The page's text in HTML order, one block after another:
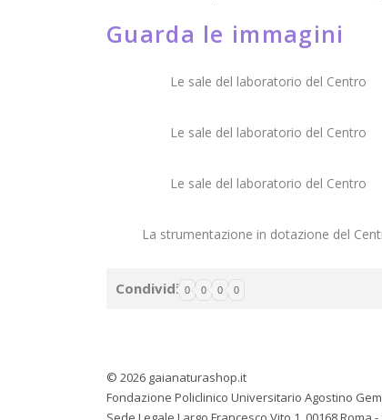
Guarda le immagini
Le sale del laboratorio del Centro
Le sale del laboratorio del Centro
Le sale del laboratorio del Centro
La strumentazione in dotazione del
Condividi 0 0 0 0
© 2026 gaianaturashop.it
Fondazione Policlinico Universitario Agostino